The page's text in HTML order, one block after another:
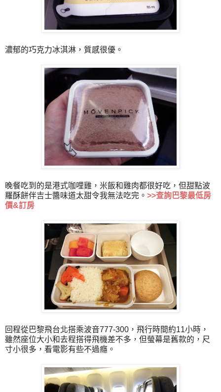
濃郁的巧克力冰淇淋，質感很優。
晚餐吃到的是港式咖哩雞，米飯和雞肉都很好吃，但甜點波
羅酥餅伴吉士醬味道太甜令我無法吃完。 >>查詢巴黎最低房
價&訂房
回程從巴黎飛台北搭乘波音777-300，飛行時間約11小時，
雖然座位大小和去程搭得飛機差不多，但螢幕是舊款的，尺
寸小很多，看電影有些不過癮。